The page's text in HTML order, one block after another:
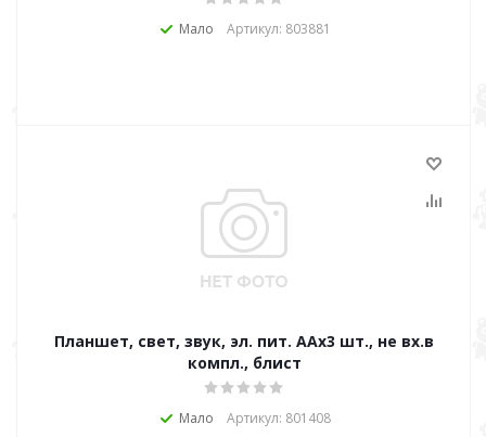
Мало Артикул: 803881
Планшет, свет, звук, эл. пит. ААх3 шт., не вх.в
компл., блист
Мало Артикул: 801408